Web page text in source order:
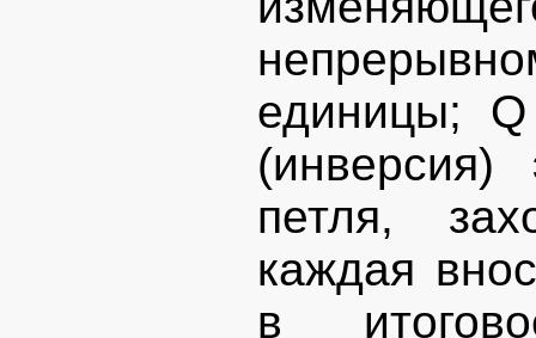
единицы;
петля,
каждая
в